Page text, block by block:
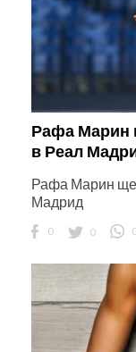
Рафа Марин
в Реал
Рафа Марин ще
Мадрид
0 0